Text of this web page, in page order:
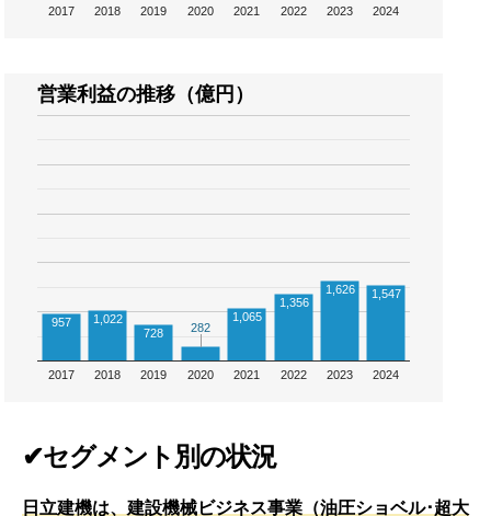
2017 2018 2019 2020 2021 2022 2023 2024
営業利益の推移（億円）
2017 2018 2019 2020 2021 2022 2023 2024
957
1,022
728
282
282
1,065
1,356
1,626 1,547
✔セグメント別の状況
日立建機は、建設機械ビジネス事業（油圧ショベル･超大